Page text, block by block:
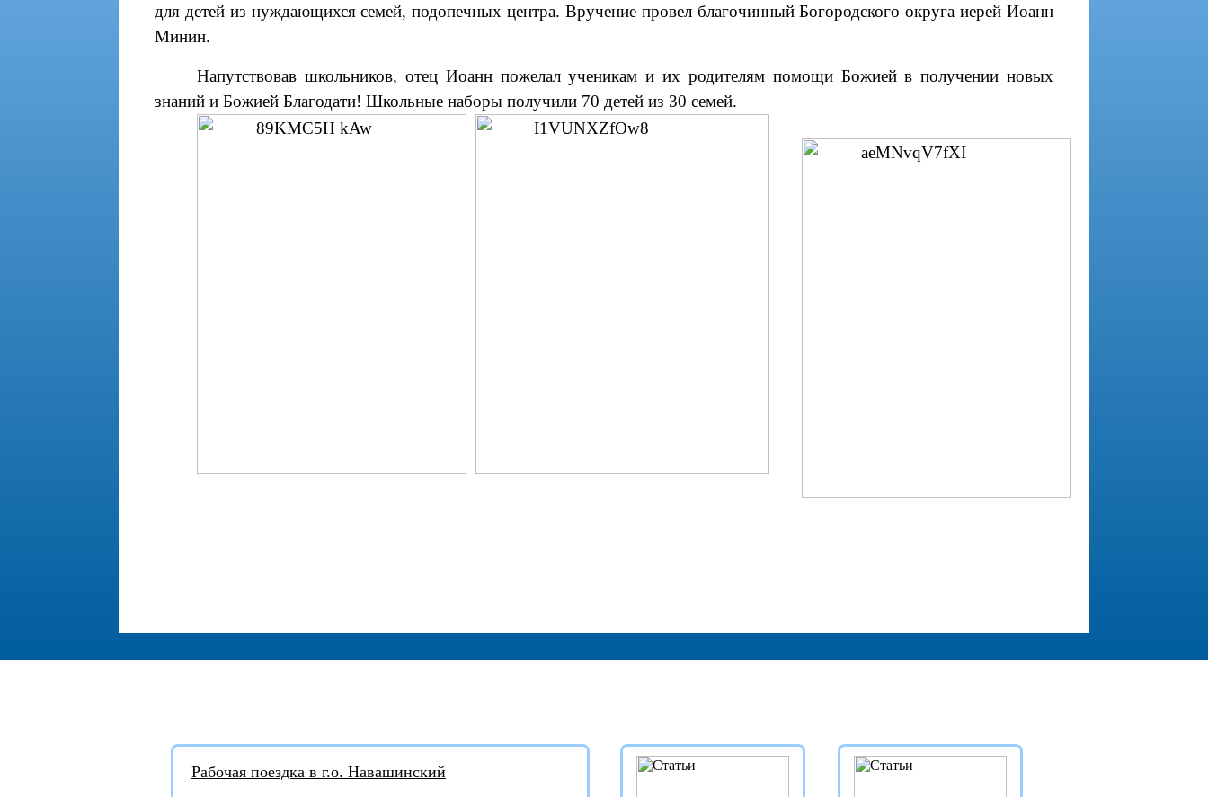
для детей из нуждающихся семей, подопечных центра. Вручение провел благочинный Богородского округа иерей Иоанн
Минин.
Напутствовав школьников, отец Иоанн пожелал ученикам и их родителям помощи Божией в получении новых
знаний и Божией Благодати! Школьные наборы получили 70 детей из 30 семей.
Рабочая поездка в г.о. Навашинский